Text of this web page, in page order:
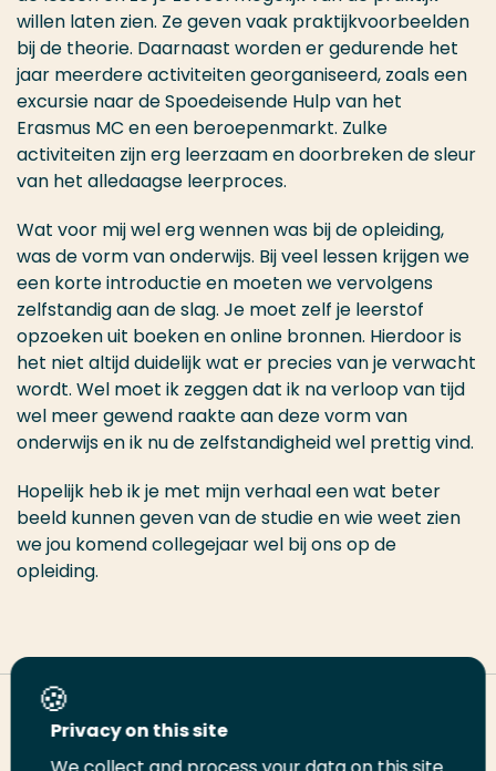
willen laten zien. Ze geven vaak praktijkvoorbeelden
bij de theorie. Daarnaast worden er gedurende het
jaar meerdere activiteiten georganiseerd, zoals een
excursie naar de Spoedeisende Hulp van het
Erasmus MC en een beroepenmarkt. Zulke
activiteiten zijn erg leerzaam en doorbreken de sleur
van het alledaagse leerproces.
Wat voor mij wel erg wennen was bij de opleiding,
was de vorm van onderwijs. Bij veel lessen krijgen we
een korte introductie en moeten we vervolgens
zelfstandig aan de slag. Je moet zelf je leerstof
opzoeken uit boeken en online bronnen. Hierdoor is
het niet altijd duidelijk wat er precies van je verwacht
wordt. Wel moet ik zeggen dat ik na verloop van tijd
wel meer gewend raakte aan deze vorm van
onderwijs en ik nu de zelfstandigheid wel prettig vind.
Hopelijk heb ik je met mijn verhaal een wat beter
beeld kunnen geven van de studie en wie weet zien
we jou komend collegejaar wel bij ons op de
opleiding.
Deel deze pagina
Privacy on this site